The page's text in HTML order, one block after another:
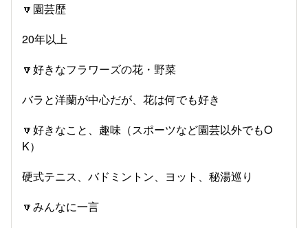
🔽園芸歴
20年以上
🔽好きなフラワーズの花・野菜
バラと洋蘭が中心だが、花は何でも好き
🔽好きなこと、趣味（スポーツなど園芸以外でもO
K）
硬式テニス、バドミントン、ヨット、秘湯巡り
🔽みんなに一言